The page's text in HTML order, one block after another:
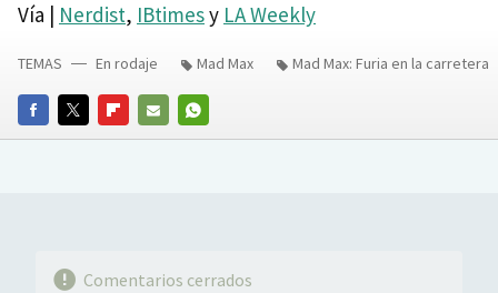
Vía | Nerdist, IBtimesy LA Weekly
FACEBOOKTWITTERFLIPBOARD
E-
WHATSAPP
TEMAS En rodaje Mad Max Mad Max: Furia en la carretera
Comentarios cerrados